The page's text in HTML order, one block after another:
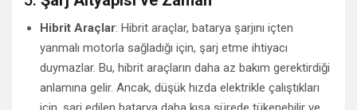
Hibrit Araçlar: Hibrit araçlar, batarya şarjını içten
yanmalı motorla sağladığı için, şarj etme ihtiyacı
duymazlar. Bu, hibrit araçların daha az bakım gerektirdiği
anlamına gelir. Ancak, düşük hızda elektrikle çalıştıkları